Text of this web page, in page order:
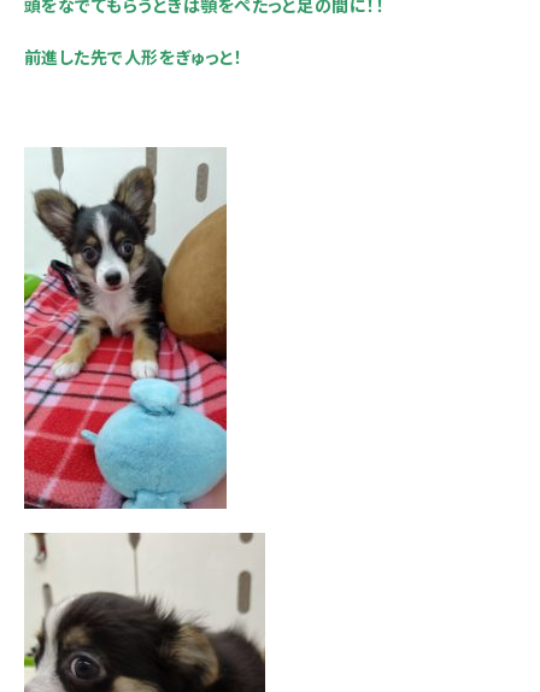
頭をなでてもらうときは顎をぺたっと足の間に！！
前進した先で人形をぎゅっと！